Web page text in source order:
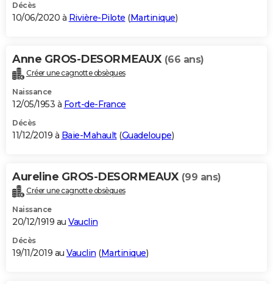
Décès
10/06/2020 à Rivière-Pilote (Martinique)
Anne GROS-DESORMEAUX (66 ans)
Créer une cagnotte obsèques
Naissance
12/05/1953 à Fort-de-France
Décès
11/12/2019 à Baie-Mahault(Guadeloupe)
Aureline GROS-DESORMEAUX (99 ans)
Créer une cagnotte obsèques
Naissance
20/12/1919 au Vauclin
Décès
19/11/2019 au Vauclin (Martinique)